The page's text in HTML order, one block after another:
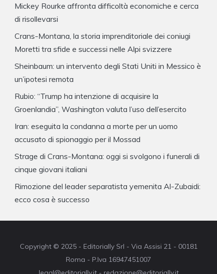
Mickey Rourke affronta difficoltà economiche e cerca
di risollevarsi
Crans-Montana, la storia imprenditoriale dei coniugi
Moretti tra sfide e successi nelle Alpi svizzere
Sheinbaum: un intervento degli Stati Uniti in Messico è
un’ipotesi remota
Rubio: “Trump ha intenzione di acquisire la
Groenlandia”, Washington valuta l’uso dell’esercito
Iran: eseguita la condanna a morte per un uomo
accusato di spionaggio per il Mossad
Strage di Crans-Montana: oggi si svolgono i funerali di
cinque giovani italiani
Rimozione del leader separatista yemenita Al-Zubaidi:
ecco cosa è successo
Copyright © 2025 - Editorially Srl - Via Assisi 21 - 00181
Roma - P.Iva 16947451007